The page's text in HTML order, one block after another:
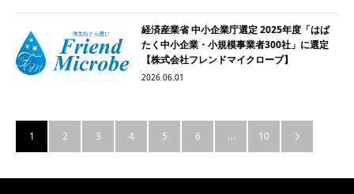
経済産業省 中小企業庁選定 2025年度「はば
たく中小企業・小規模事業者300社」に選定
【株式会社フレンドマイクローブ】
2026.06.01
1 2 3 4 5 6 … 10 